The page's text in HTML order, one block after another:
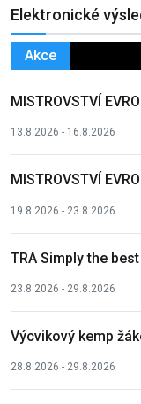
Elektronické
Akce
MISTROVSTVÍ
13.8.2026 - 16.8.2026
MISTROVSTVÍ
19.8.2026 - 23.8.2026
TRA Simply the
23.8.2026 - 29.8.2026
Výcvikový kemp
28.8.2026 - 29.8.2026